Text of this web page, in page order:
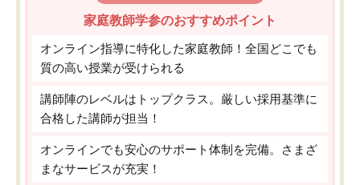
家庭教師学参のおすすめポイント
オンライン指導に特化した家庭教師！全国どこでも
質の高い授業が受けられる
講師陣のレベルはトップクラス。厳しい採用基準に
合格した講師が担当！
オンラインでも安心のサポート体制を完備。さまざ
まなサービスが充実！